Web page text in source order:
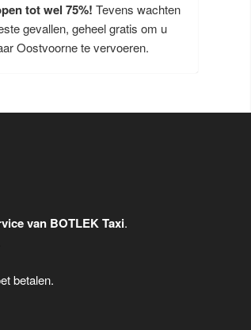
tot wel 75%!Tevens wachten
gevallen, geheel gratis om u
Oostvoorne te vervoeren.
van BOTLEK Taxi.
betalen.